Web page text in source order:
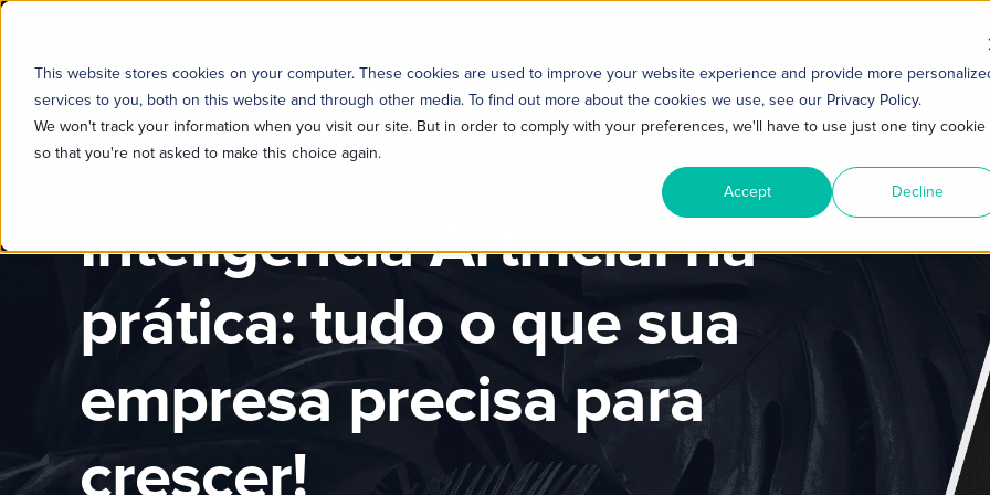
This website stores cookies on your computer. These cookies are used to improve your website experience and provide more
services to you, both on this website and through other media. To find out more about the cookies we use, see our Privacy Policy.
We won't track your information when you visit our site. But in order to comply with your preferences, we'll have to use just one tiny cookie
so that you're not asked to make this choice again.
Accept Decline
Inteligência Artificial na
prática: tudo o que sua
empresa precisa para
crescer!